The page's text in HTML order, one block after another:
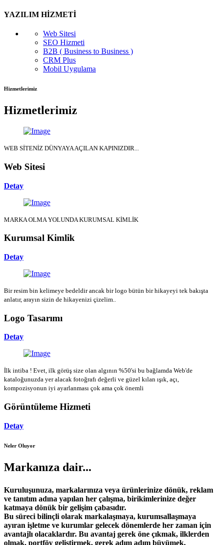
YAZILIM HİZMETİ
Web Sitesi
SEO Hizmeti
B2B ( Business to Business )
CRM Plus
Mobil Uygulama
Hizmetlerimiz
Hizmetlerimiz
WEB SİTENİZ DÜNYAYA AÇILAN KAPINIZDIR...
Web Sitesi
Detay
MARKA OLMA YOLUNDA KURUMSAL KİMLİK
Kurumsal Kimlik
Detay
Bir resim bin kelimeye bedeldir ancak bir logo bütün bir hikayeyi tek bakışta
anlatır, arayın sizin de hikayenizi çizelim..
Logo Tasarımı
Detay
İlk intiba ! Evet, ilk görüş size olan algının %50'si bu bağlamda Web'de
kataloğunuzda yer alacak fotoğrafı değerli ve güzel kılan ışık, açı,
kompozisyonun iyi ayarlanması çok ama çok önemli
Görüntüleme Hizmeti
Detay
Neler Oluyor
Markanıza dair...
Kuruluşunuza, markalarınıza veya ürünlerinize dönük, reklam
ve tanıtım adına yapılan her çalışma, birikimlerinize değer
katmaya dönük bir gelişim çabasıdır.
Bu süreci bilinçli olarak markalaşmaya, kurumsallaşmaya
ayıran işletme ve kurumlar gelecek dönemlerde her zaman için
avantajlı olacaklardır. Bu avantaj gerek öne çıkmak, ilklerden
olmak, portföy geliştirmek, gerek adım adım büyümek,